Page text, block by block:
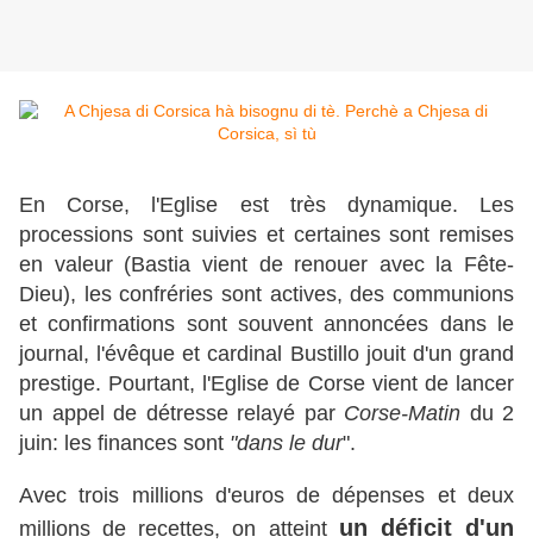
En Corse, l'Eglise est très dynamique. Les
processions sont suivies et certaines sont remises
en valeur (Bastia vient de renouer avec la Fête-
Dieu), les confréries sont actives, des communions
et confirmations sont souvent annoncées dans le
journal, l'évêque et cardinal Bustillo jouit d'un grand
prestige. Pourtant, l'Eglise de Corse vient de lancer
un appel de détresse relayé par Corse-Matin du 2
juin: les finances sont "dans le dur".
Avec trois millions d'euros de dépenses et deux
millions de recettes, on atteint un déficit d'un